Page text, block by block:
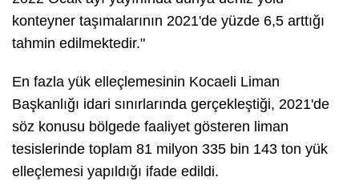
konteyner taşımalarının 2021'de yüzde 6,5 arttığı
tahmin edilmektedir."
En fazla yük elleçlemesinin Kocaeli Liman
Başkanlığı idari sınırlarında gerçekleştiği, 2021'de
söz konusu bölgede faaliyet gösteren liman
tesislerinde toplam 81 milyon 335 bin 143 ton yük
elleçlemesi yapıldığı ifade edildi.